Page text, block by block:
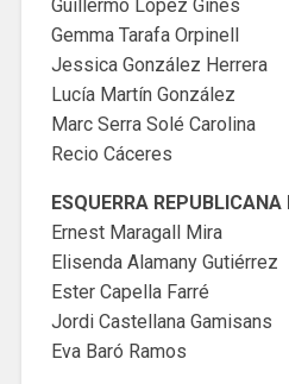
Guillermo López Ginés
Gemma Tarafa Orpinell
Jessica González Herrera
Lucía Martín González
Marc Serra Solé Carolina
Recio Cáceres
ESQUERRA
Ernest Maragall Mira
Elisenda Alamany Gutiérrez
Ester Capella Farré
Jordi Castellana Gamisans
Eva Baró Ramos